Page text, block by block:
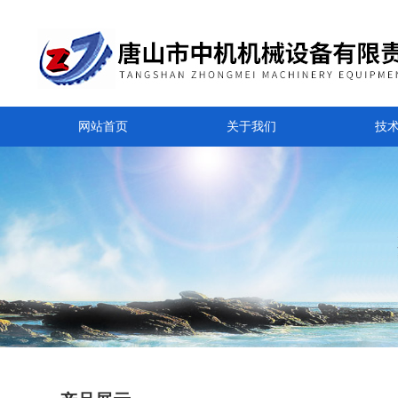
网站首页 关于我们 技